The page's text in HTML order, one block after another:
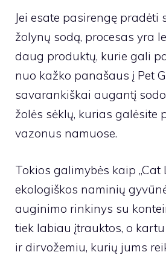
Jei esate pasirengę pradėti
žolynų sodą, procesas yra
daug produktų, kurie gali
nuo kažko panašaus į Pet
savarankiškai augantį
žolės sėklų, kurias galėsite
vazonus namuose.
Tokios galimybės kaip „Cat
ekologiškos naminių
auginimo rinkinys su
tiek labiau įtrauktos, o
ir dirvožemiu, kurių jums